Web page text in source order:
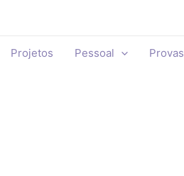
Projetos Pessoal Provas